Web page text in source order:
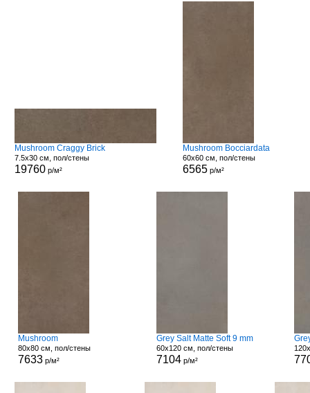
Mushroom Craggy Brick
7.5x30 см, пол/стены
19760р/м²
Mushroom Bocciardata
60x60 см, пол/стены
6565 р/м²
Mushroom
80x80 см, пол/стены
7633 р/м²
Grey Salt Matte Soft 9 mm
60x120 см, пол/стены
7104р/м²